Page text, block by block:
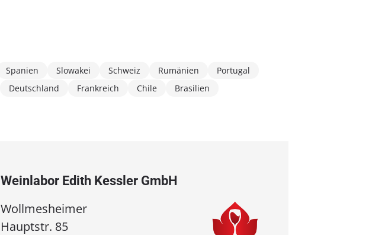
Spanien Slowakei Schweiz Rumänien
Portugal
Deutschland Frankreich Chile Brasilien
Weinlabor Edith Kessler GmbH
Wollmesheimer
Hauptstr. 85